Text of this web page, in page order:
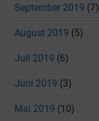
September 2019 (7)
August 2019 (5)
Juli 2019 (6)
Juni 2019 (3)
Mai 2019 (10)